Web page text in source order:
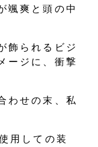
颯爽と頭の中
飾られるビジ
ージに、衝撃
わせの末、私
用しての装